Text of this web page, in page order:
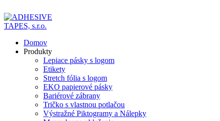
Domov
Produkty
Lepiace pásky s logom
Etikety
Stretch fólia s logom
EKO papierové pásky
Bariérové zábrany
Tričko s vlastnou potlačou
Výstražné Piktogramy a Nálepky